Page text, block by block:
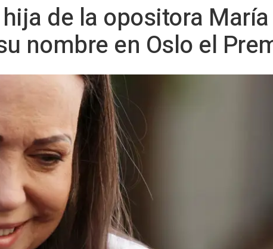
de la opositora
nombre en Oslo el